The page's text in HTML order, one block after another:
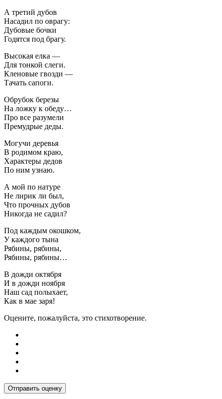
А третий дубов
Насадил по оврагу:
Дубовые бочки
Годятся под брагу.
Высокая елка —
Для тонкой слеги.
Кленовые гвозди —
Тачать сапоги.
Обрубок березы
На ложку к обеду…
Про все разумели
Премудрые деды.
Могучи деревья
В родимом краю,
Характеры дедов
По ним узнаю.
А мой по натуре
Не лирик ли был,
Что прочных дубов
Никогда не садил?
Под каждым окошком,
У каждого тына
Рябины, рябины,
Рябины, рябины…
В дожди октября
И в дожди ноября
Наш сад полыхает,
Как в мае заря!
Оцените, пожалуйста, это стихотворение.
Отправить оценку